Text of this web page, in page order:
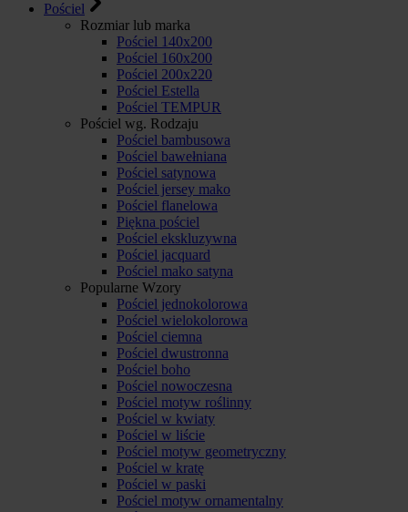
Pościel
Rozmiar lub marka
Pościel 140x200
Pościel 160x200
Pościel 200x220
Pościel Estella
Pościel TEMPUR
Pościel wg. Rodzaju
Pościel bambusowa
Pościel bawełniana
Pościel satynowa
Pościel jersey mako
Pościel flanelowa
Piękna pościel
Pościel ekskluzywna
Pościel jacquard
Pościel mako satyna
Popularne Wzory
Pościel jednokolorowa
Pościel wielokolorowa
Pościel ciemna
Pościel dwustronna
Pościel boho
Pościel nowoczesna
Pościel motyw roślinny
Pościel w kwiaty
Pościel w liście
Pościel motyw geometryczny
Pościel w kratę
Pościel w paski
Pościel motyw ornamentalny